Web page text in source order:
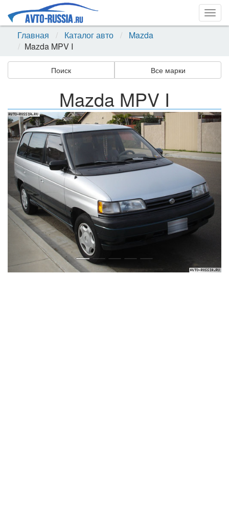
Главная
Каталог авто
Mazda
Mazda MPV I
Поиск Все марки
Mazda MPV I
Назад